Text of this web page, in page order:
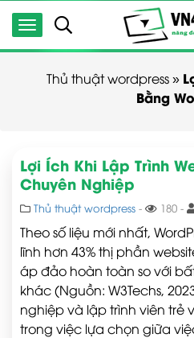
Thủ thuật wordpress»
Bằng
Lợi Ích Khi Lập Trình
Chuyên Nghiệp
Thủ thuật wordpress - 180 -
Theo số liệu mới nhất,
lĩnh hơn 43% thị phần
áp đảo hoàn toàn so với
khác (Nguồn: W3Techs,
nghiệp và lập trình viên trẻ
trong việc lựa chọn giữa